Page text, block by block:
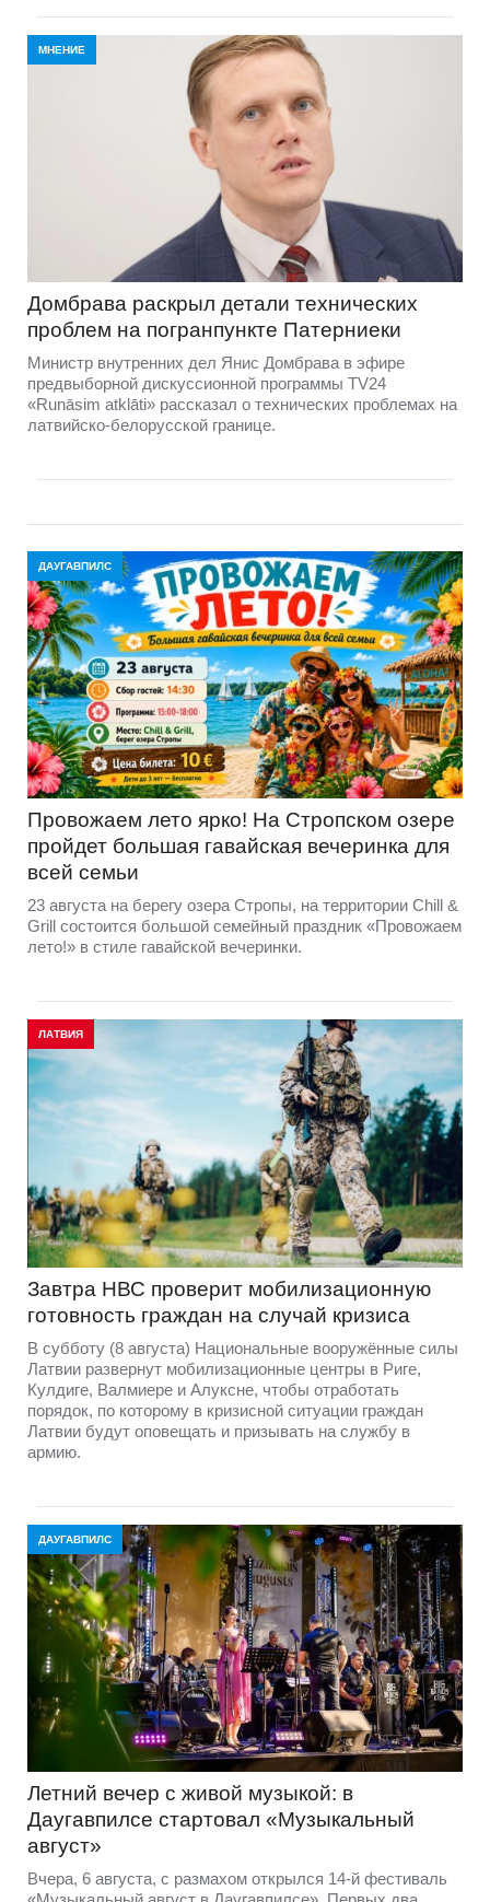
МНЕНИЕ
Домбравa раскрыл детали технических
проблем на погранпункте Патерниеки
Министр внутренних дел Янис Домбрава в эфире
предвыборной дискуссионной программы TV24
«Runāsim atklāti» рассказал о технических проблемах на
латвийско-белорусской границе.
ДАУГАВПИЛС
Провожаем лето ярко! На Стропском озере
пройдет большая гавайская вечеринка для
всей семьи
23 августа на берегу озера Стропы, на территории Chill &
Grill состоится большой семейный праздник «Провожаем
лето!» в стиле гавайской вечеринки.
ЛАТВИЯ
Завтра НВС проверит мобилизационную
готовность граждан на случай кризиса
В субботу (8 августа) Национальные вооружённые силы
Латвии развернут мобилизационные центры в Риге,
Кулдиге, Валмиере и Алуксне, чтобы отработать
порядок, по которому в кризисной ситуации граждан
Латвии будут оповещать и призывать на службу в
армию.
ДАУГАВПИЛС
Летний вечер с живой музыкой: в
Даугавпилсе стартовал «Музыкальный
август»
Вчера, 6 августа, с размахом открылся 14-й фестиваль